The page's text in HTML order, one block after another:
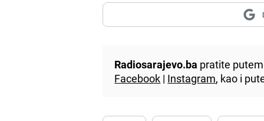
Radiosarajevo.ba pratite
Facebook | Instagram, kao i